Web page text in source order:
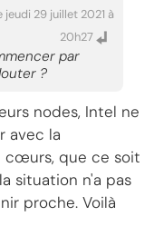
jeudi 29 juillet 2021 à
20h27
par
?
nodes, Intel ne
avec la
cœurs, que ce soit
situation n'a pas
proche. Voilà